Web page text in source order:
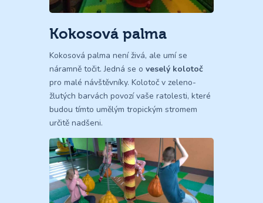
Kokosová palma
Kokosová palma není živá, ale umí se
náramně točit. Jedná se o veselý kolotoč
pro malé návštěvníky. Kolotoč v zeleno-
žlutých barvách povozí vaše ratolesti, které
budou tímto umělým tropickým stromem
určitě nadšeni.